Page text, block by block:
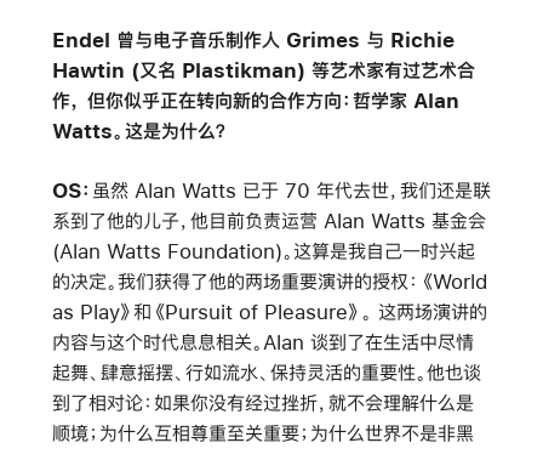
Endel 曾与电子音乐制作人 Grimes 与 Richie
Hawtin (又名 Plastikman) 等艺术家有过艺术合
作， 但你似乎正在转向新的合作方向：哲学家 Alan
Watts。这是为什么？
OS： 虽然 Alan Watts 已于 70 年代去世，我们还是联
系到了他的儿子，他目前负责运营 Alan Watts 基金会
(Alan Watts Foundation)。这算是我自己一时兴起
的决定。我们获得了他的两场重要演讲的授权：《World
as Play》和《Pursuit of Pleasure》。 这两场演讲的
内容与这个时代息息相关。Alan 谈到了在生活中尽情
起舞、肆意摇摆、行如流水、保持灵活的重要性。他也谈
到了相对论：如果你没有经过挫折，就不会理解什么是
顺境；为什么互相尊重至关重要；为什么世界不是非黑